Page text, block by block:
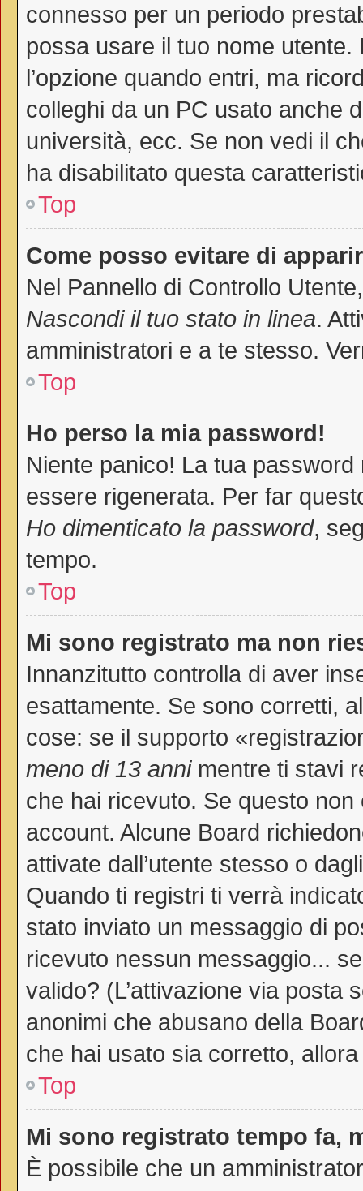
connesso per un periodo
possa usare il tuo nome
l’opzione quando entri, ma
colleghi da un PC usato anche
università, ecc. Se non vedi il
ha disabilitato questa
Top
Come posso evitare di
Nel Pannello di Controllo
Nascondi il tuo stato in linea.
amministratori e a te stesso.
Top
Ho perso la mia password!
Niente panico! La tua
essere rigenerata. Per far
Ho dimenticato la password,
tempo.
Top
Mi sono registrato ma non
Innanzitutto controlla di aver
esattamente. Se sono corretti,
cose: se il supporto
meno di 13 annimentre ti stavi
che hai ricevuto. Se questo
account. Alcune Board
attivate dall’utente stesso o
Quando ti registri ti verrà
stato inviato un messaggio di
ricevuto nessun messaggio...
valido? (L’attivazione via posta
anonimi che abusano della
che hai usato sia corretto,
Top
Mi sono registrato tempo fa,
È possibile che un